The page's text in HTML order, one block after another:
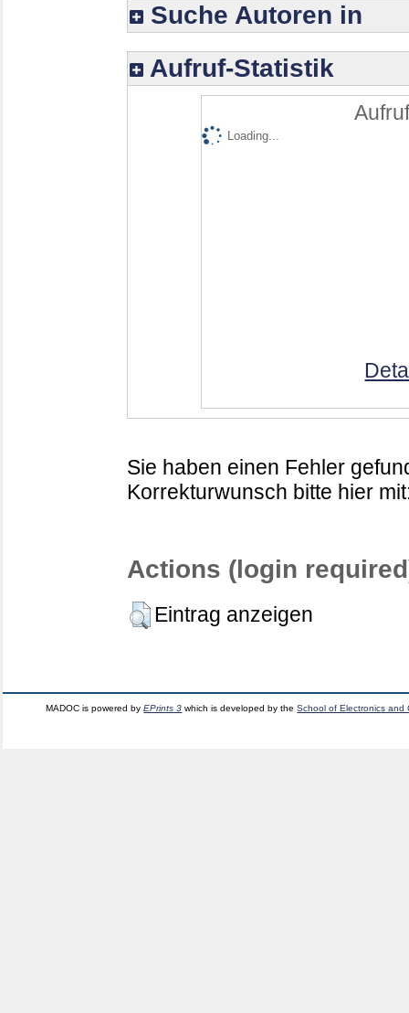
Suche Autoren in
Aufruf-Statistik
Loading...
Sie haben einen Fehler
Korrekturwunsch bitte hier
Actions (login
Eintrag anzeigen
MADOC is powered byEPrints 3 which is developed by theSchool of Electronics and